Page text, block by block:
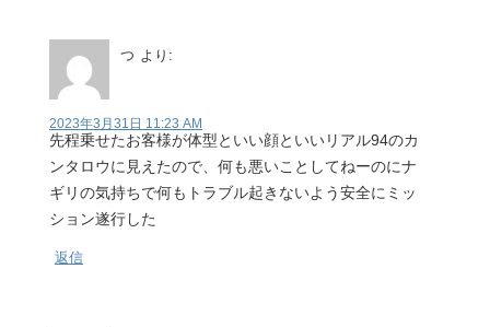
つ より:
2023年3月31日 11:23 AM
先程乗せたお客様が体型といい顔といいリアル94のカ
ンタロウに見えたので、何も悪いことしてねーのにナ
ギリの気持ちで何もトラブル起きないよう安全にミッ
ション遂行した
返信